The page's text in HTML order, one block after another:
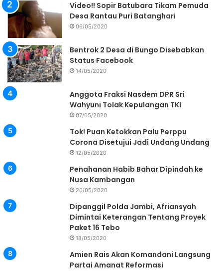
Video!! Sopir Batubara Tikam Pemuda
Desa Rantau Puri Batanghari
06/05/2020
Bentrok 2 Desa di Bungo Disebabkan
Status Facebook
14/05/2020
Anggota Fraksi Nasdem DPR Sri
Wahyuni Tolak Kepulangan TKI
07/05/2020
Tok! Puan Ketokkan Palu Perppu
Corona Disetujui Jadi Undang Undang
12/05/2020
Penahanan Habib Bahar Dipindah ke
Nusa Kambangan
20/05/2020
Dipanggil Polda Jambi, Afriansyah
Dimintai Keterangan Tentang Proyek
Paket 16 Tebo
18/05/2020
Amien Rais Akan Komandani Langsung
Partai Amanat Reformasi